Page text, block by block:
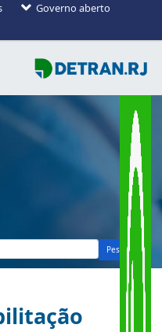
Governo aberto
Pesquisar